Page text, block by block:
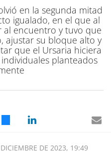
en la segunda mitad
igualado, en el que al
encuentro y tuvo que
ajustar su bloque alto y
que el Ursaria hiciera
planteados
DE 2023, 19:49